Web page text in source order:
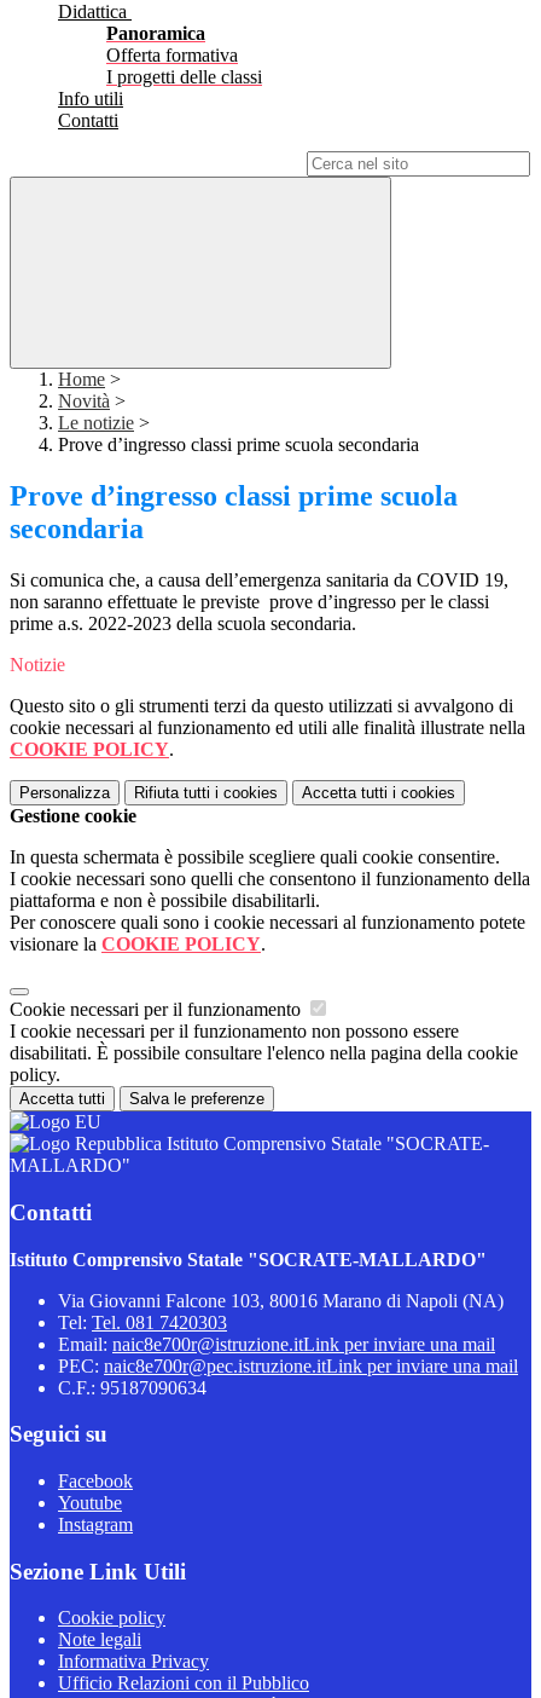
Didattica
Panoramica
Offerta formativa
I progetti delle classi
Info utili
Contatti
Home >
Novità >
Le notizie >
Prove d’ingresso classi prime scuola secondaria
Prove d’ingresso classi prime scuola
secondaria
Si comunica che, a causa dell’emergenza sanitaria da COVID 19,
non saranno effettuate le previste prove d’ingresso per le classi
prime a.s. 2022-2023 della scuola secondaria.
Notizie
Questo sito o gli strumenti terzi da questo utilizzati si avvalgono di
cookie necessari al funzionamento ed utili alle finalità illustrate nella
COOKIE POLICY.
Personalizza Rifiuta tutti i cookies Accetta tutti i cookies
Gestione cookie
In questa schermata è possibile scegliere quali cookie consentire.
I cookie necessari sono quelli che consentono il funzionamento della
piattaforma e non è possibile disabilitarli.
Per conoscere quali sono i cookie necessari al funzionamento potete
visionare la COOKIE POLICY.
Cookie necessari per il funzionamento
I cookie necessari per il funzionamento non possono essere
disabilitati. È possibile consultare l'elenco nella pagina della cookie
policy.
Accetta tutti Salva le preferenze
Istituto Comprensivo Statale "SOCRATE-
MALLARDO"
Contatti
Istituto Comprensivo Statale "SOCRATE-MALLARDO"
Via Giovanni Falcone 103, 80016 Marano di Napoli (NA)
Tel: Tel. 081 7420303
Email: naic8e700r@istruzione.itLink per inviare una mail
PEC: naic8e700r@pec.istruzione.itLink per inviare una mail
C.F.: 95187090634
Seguici su
Facebook
Youtube
Instagram
Sezione Link Utili
Cookie policy
Note legali
Informativa Privacy
Ufficio Relazioni con il Pubblico